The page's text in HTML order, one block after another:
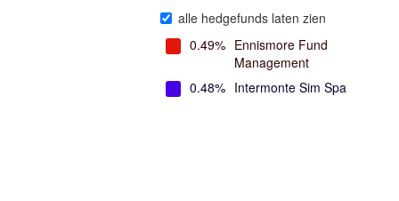
alle hedgefunds laten zien
0.49% Ennismore Fund
Management
0.48% Intermonte Sim Spa